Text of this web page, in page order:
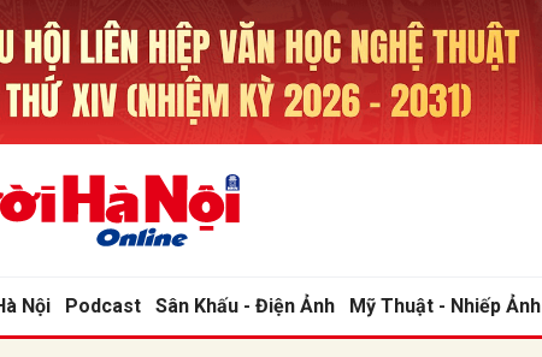
Nội Podcast Sân Khấu - Điện Ảnh Mỹ Thuật - Nhiếp Ảnh